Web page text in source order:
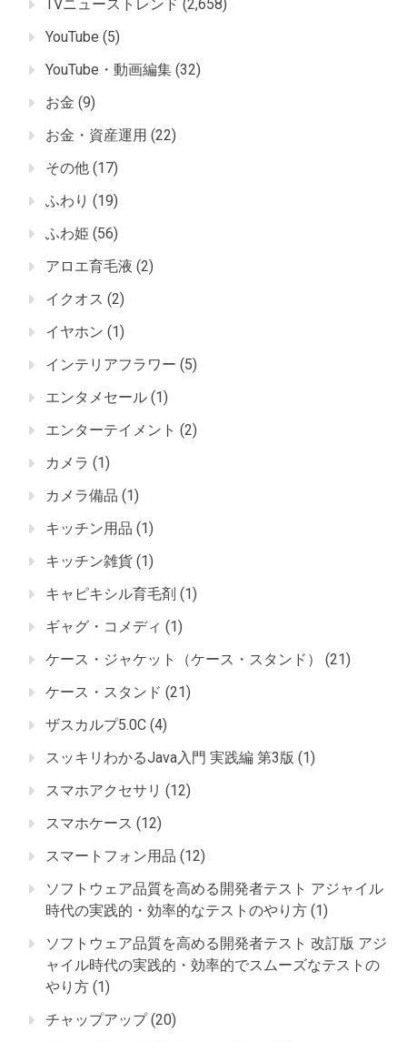
TVニューストレンド (2,658)
YouTube (5)
YouTube・動画編集 (32)
お金 (9)
お金・資産運用 (22)
その他 (17)
ふわり (19)
ふわ姫 (56)
アロエ育毛液 (2)
イクオス (2)
イヤホン (1)
インテリアフラワー (5)
エンタメセール (1)
エンターテイメント (2)
カメラ (1)
カメラ備品 (1)
キッチン用品 (1)
キッチン雑貨 (1)
キャピキシル育毛剤 (1)
ギャグ・コメディ (1)
ケース・ジャケット（ケース・スタンド）
(21)
ケース・スタンド (21)
ザスカルプ5.0C (4)
スッキリわかるJava入門 実践編 第3版 (1)
スマホアクセサリ (12)
スマホケース (12)
スマートフォン用品 (12)
ソフトウェア品質を高める開発者テスト アジャイル
時代の実践的・効率的なテストのやり方 (1)
ソフトウェア品質を高める開発者テスト 改訂版 アジ
ャイル時代の実践的・効率的でスムーズなテストの
やり方 (1)
チャップアップ(20)